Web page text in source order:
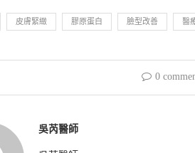
皮膚緊緻 膠原蛋白 臉型改善 醫
0
吳芮醫師